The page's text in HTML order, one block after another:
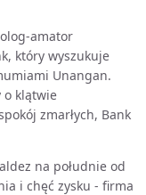
amator
który wyszukuje
Unangan.
o klątwie
zmarłych, Bank
na południe od
i chęć zysku - firma